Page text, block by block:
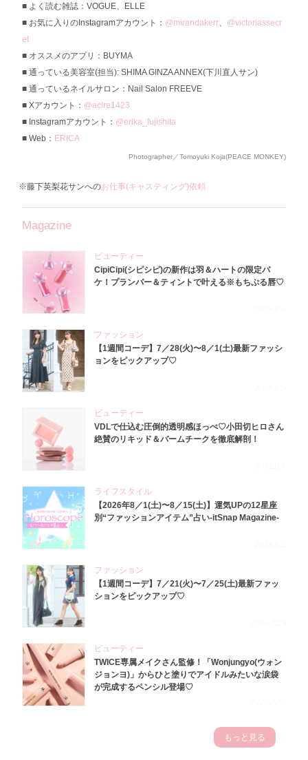
よく読む雑誌：VOGUE、ELLE
お気に入りのInstagramアカウント： @mirandakerr
@victoriassecr
et
オススメのアプリ：BUYMA
通っている美容室(担当): SHIMA GINZA ANNEX(下川直人サン)
通っているネイルサロン：Nail Salon FREEVE
Xアカウント： @acire1423
Instagramアカウント： @erika_fujishita
Web： ERICA
Photographer／Tomoyuki Koja(PEACE MONKEY)
※藤下英梨花サンへのお仕事(キャスティング)依頼
Magazine
ビューティー
CipiCipi(シピシピ)の新作は羽＆ハートの限定パ
ケ！プランパー＆ティントで叶える※もちぷる唇♡
ファッション
【1週間コーデ】7／28(火)〜8／1(土)最新ファッシ
ョンをピックアップ♡
ビューティー
VDLで仕込む圧倒的透明感ほっぺ♡小田切ヒロさん
絶賛のリキッド＆バームチークを徹底解剖！
ライフスタイル
【2026年8／1(土)〜8／15(土)】運気UPの12星座
別“ファッションアイテム”占い-itSnap Magazine-
ファッション
【1週間コーデ】7／21(火)〜7／25(土)最新ファッ
ションをピックアップ♡
ビューティー
TWICE専属メイクさん監修！「Wonjungyo(ウォン
ジョンヨ)」からひと塗りでアイドルみたいな涙袋
が完成するペンシル登場♡
もっと見る